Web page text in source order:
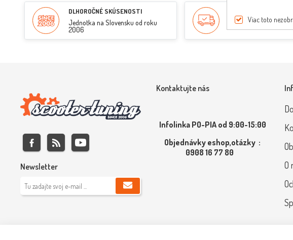
DLHOROČNÉ SKÚSENOSTI
Jednotka na Slovensku od roku
2006
pri nákupe nad 200€
Newsletter
Kontaktujte nás
Infolinka PO-PIA od 9:00-15:00
Objednávky eshop,otázky :
0908 16 77 80
O
Viac toto